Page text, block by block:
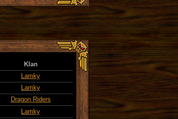
Klan
Lamky
Lamky
Dragon Riders
Lamky